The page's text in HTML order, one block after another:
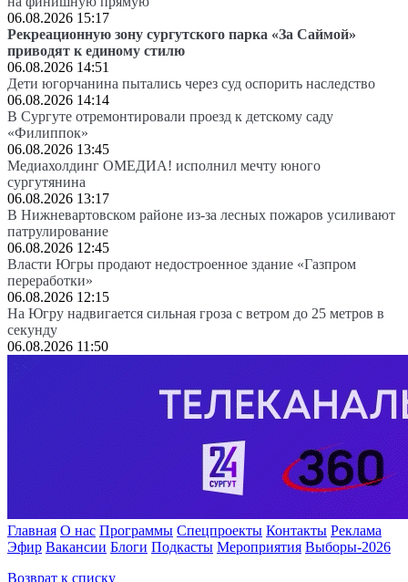
06.08.2026 15:17
Рекреационную зону сургутского парка «За Саймой»
приводят к единому стилю
06.08.2026 14:51
Дети югорчанина пытались через суд оспорить наследство
06.08.2026 14:14
В Сургуте отремонтировали проезд к детскому саду
«Филиппок»
06.08.2026 13:45
Медиахолдинг ОМЕДИА! исполнил мечту юного
сургутянина
06.08.2026 13:17
В Нижневартовском районе из-за лесных пожаров усиливают
патрулирование
06.08.2026 12:45
Власти Югры продают недостроенное здание «Газпром
переработки»
06.08.2026 12:15
На Югру надвигается сильная гроза с ветром до 25 метров в
секунду
06.08.2026 11:50
Главная О нас Программы Спецпроекты Контакты Реклама
Эфир Вакансии Блоги Подкасты Мероприятия Выборы-2026
Возврат к списку